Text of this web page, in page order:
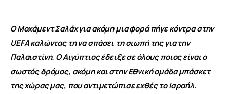
Ο Μοχάμεντ Σαλάχ για ακόμη μια φορά πήγε κόντρα στην
UEFA καλώντας τη να σπάσει τη σιωπή της για την
Παλαιστίνη. Ο Αιγύπτιος έδειξε σε όλους ποιος είναι ο
σωστός δρόμος, ακόμη και στην Εθνική ομάδα μπάσκετ
της χώρας μας, που αντιμετώπισε εχθές το Ισραήλ.